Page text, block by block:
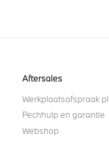
Aftersales
Werkplaatsafspraak
Pechhulp en garantie
Webshop